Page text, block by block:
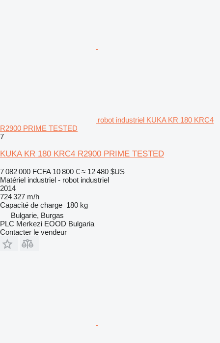
robot industriel KUKA KR 180 KRC4
R2900 PRIME TESTED
7
KUKA KR 180 KRC4 R2900 PRIME TESTED
7 082 000 FCFA 10 800 € ≈ 12 480 $US
Matériel industriel - robot industriel
2014
724 327 m/h
Capacité de charge 180 kg
Bulgarie, Burgas
PLC Merkezi EOOD Bulgaria
Contacter le vendeur